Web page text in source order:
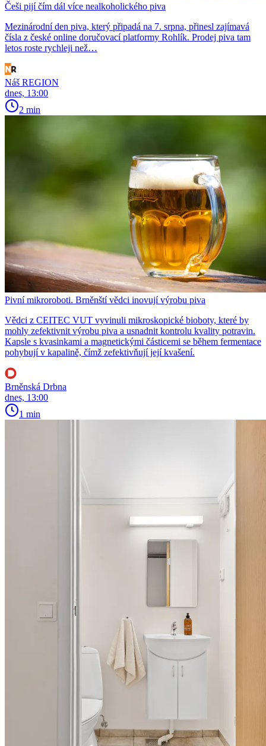
Češi pijí čím dál více nealkoholického piva
Mezinárodní den piva, který připadá na 7. srpna, přinesl zajímavá
čísla z české online doručovací platformy Rohlík. Prodej piva tam
letos roste rychleji než…
Náš REGION
dnes, 13:00
2 min
Pivní mikroroboti. Brněnští vědci inovují výrobu piva
Vědci z CEITEC VUT vyvinuli mikroskopické bioboty, které by
mohly zefektivnit výrobu piva a usnadnit kontrolu kvality potravin.
Kapsle s kvasinkami a magnetickými částicemi se během fermentace
pohybují v kapalině, čímž zefektivňují její kvašení.
Brněnská Drbna
dnes, 13:00
1 min